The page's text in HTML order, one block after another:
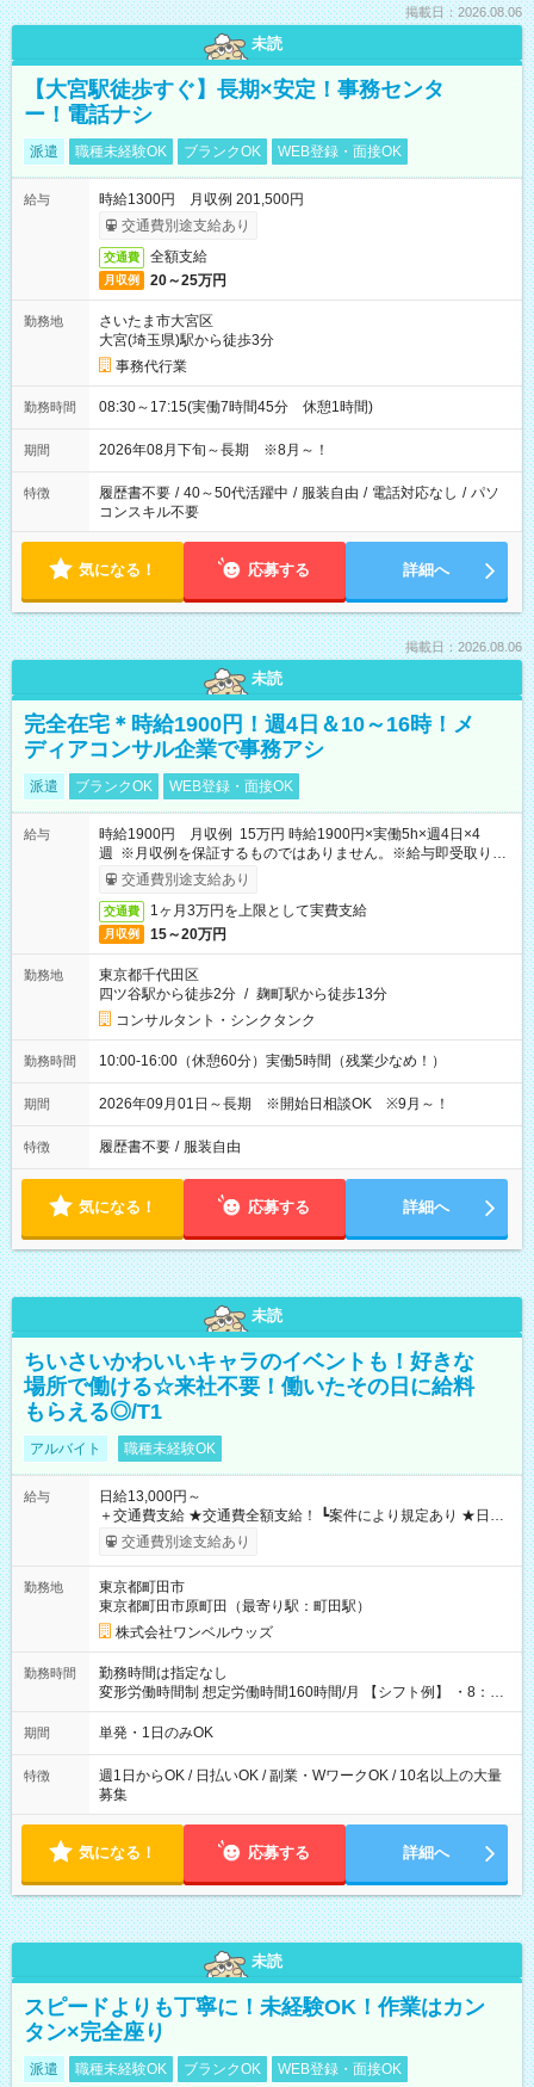
掲載日：2026.08.06
未読
【大宮駅徒歩すぐ】長期×安定！事務センタ
ー！電話ナシ
派遣 職種未経験OK ブランクOK WEB登録・面接OK
給与
時給1300円 月収例 201,500円
交通費別途支給あり
交通費 全額支給
月収例 20～25万円
勤務地
さいたま市大宮区
大宮(埼玉県)駅から徒歩3分
事務代行業
勤務時間 08:30～17:15(実働7時間45分 休憩1時間)
期間 2026年08月下旬～長期 ※8月～！
特徴 履歴書不要 / 40～50代活躍中 / 服装自由 / 電話対応なし / パソ
コンスキル不要
気になる！ 応募する 詳細へ
掲載日：2026.08.06
未読
完全在宅＊時給1900円！週4日＆10～16時！メ
ディアコンサル企業で事務アシ
派遣 ブランクOK WEB登録・面接OK
給与
時給1900円 月収例 15万円 時給1900円×実働5h×週4日×4
週 ※月収例を保証するものではありません。※給与即受取りサ
ービス利用可（利用条件有）
交通費別途支給あり
交通費 1ヶ月3万円を上限として実費支給
月収例 15～20万円
勤務地
東京都千代田区
四ツ谷駅から徒歩2分 / 麹町駅から徒歩13分
コンサルタント・シンクタンク
勤務時間 10:00-16:00（休憩60分）実働5時間（残業少なめ！）
期間 2026年09月01日～長期 ※開始日相談OK ※9月～！
特徴 履歴書不要 / 服装自由
気になる！ 応募する 詳細へ
未読
ちいさいかわいいキャラのイベントも！好きな
場所で働ける☆来社不要！働いたその日に給料
もらえる◎/T1
アルバイト 職種未経験OK
給与
日給13,000円～
＋交通費支給 ★交通費全額支給！ ┗案件により規定あり ★日払
いOK！（規定あり） ┗働いたその日に現金GET♪ お仕事後はコ
ンビニATMから 日払い分を引き落とせます！ 【試用期間】試
交通費別途支給あり
勤務地
東京都町田市
東京都町田市原町田（最寄り駅：町田駅）
株式会社ワンベルウッズ
勤務時間
勤務時間は指定なし
変形労働時間制 想定労働時間160時間/月 【シフト例】 ・8：00
～21：00
期間 単発・1日のみOK
特徴
週1日からOK / 日払いOK / 副業・WワークOK / 10名以上の大量
募集
気になる！ 応募する 詳細へ
未読
スピードよりも丁寧に！未経験OK！作業はカン
タン×完全座り
派遣 職種未経験OK ブランクOK WEB登録・面接OK